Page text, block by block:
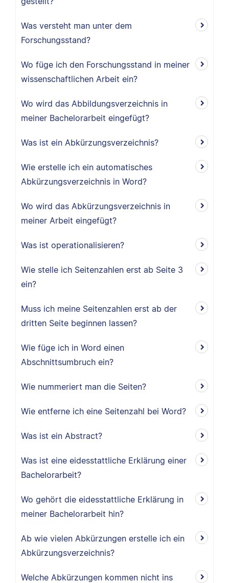
Was versteht man unter dem
Forschungsstand?
Wo füge ich den Forschungsstand in meiner
wissenschaftlichen Arbeit ein?
Wo wird das Abbildungsverzeichnis in
meiner Bachelorarbeit eingefügt?
Was ist ein Abkürzungsverzeichnis?
Wie erstelle ich ein automatisches
Abkürzungsverzeichnis in Word?
Wo wird das Abkürzungsverzeichnis in
meiner Arbeit eingefügt?
Was ist operationalisieren?
Wie stelle ich Seitenzahlen erst ab Seite 3
ein?
Muss ich meine Seitenzahlen erst ab der
dritten Seite beginnen lassen?
Wie füge ich in Word einen
Abschnittsumbruch ein?
Wie nummeriert man die Seiten?
Wie entferne ich eine Seitenzahl bei Word?
Was ist ein Abstract?
Was ist eine eidesstattliche Erklärung einer
Bachelorarbeit?
Wo gehört die eidesstattliche Erklärung in
meiner Bachelorarbeit hin?
Ab wie vielen Abkürzungen erstelle ich ein
Abkürzungsverzeichnis?
Welche Abkürzungen kommen nicht ins